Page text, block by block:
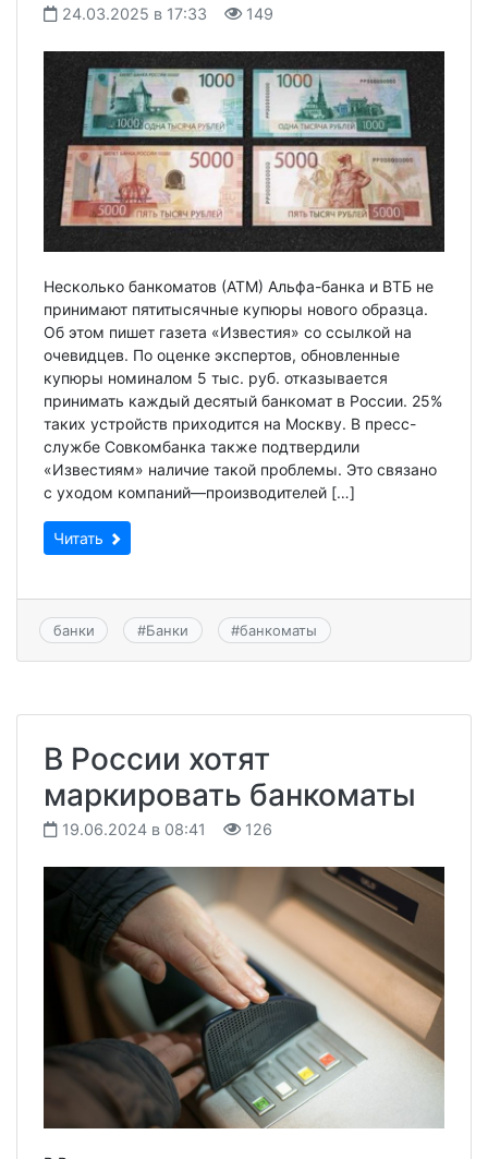
24.03.2025 в 17:33 149
Несколько банкоматов (АТМ) Альфа-банка и ВТБ не
принимают пятитысячные купюры нового образца.
Об этом пишет газета «Известия» со ссылкой на
очевидцев. По оценке экспертов, обновленные
купюры номиналом 5 тыс. руб. отказывается
принимать каждый десятый банкомат в России. 25%
таких устройств приходится на Москву. В пресс-
службе Совкомбанка также подтвердили
«Известиям» наличие такой проблемы. Это связано
с уходом компаний—производителей […]
Читать
банки #Банки #банкоматы
В России хотят
маркировать банкоматы
19.06.2024 в 08:41 126